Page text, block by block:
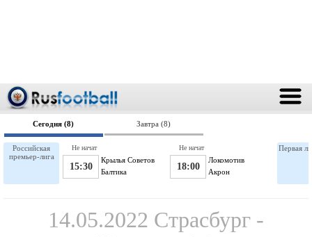
Сегодня (8) Завтра (8)
Российская
премьер-лига
Крылья Советов
15:30 Балтика
Не начат
Локомотив
18:00 Акрон
Не начат Первая
14.05.2022 Страсбург -